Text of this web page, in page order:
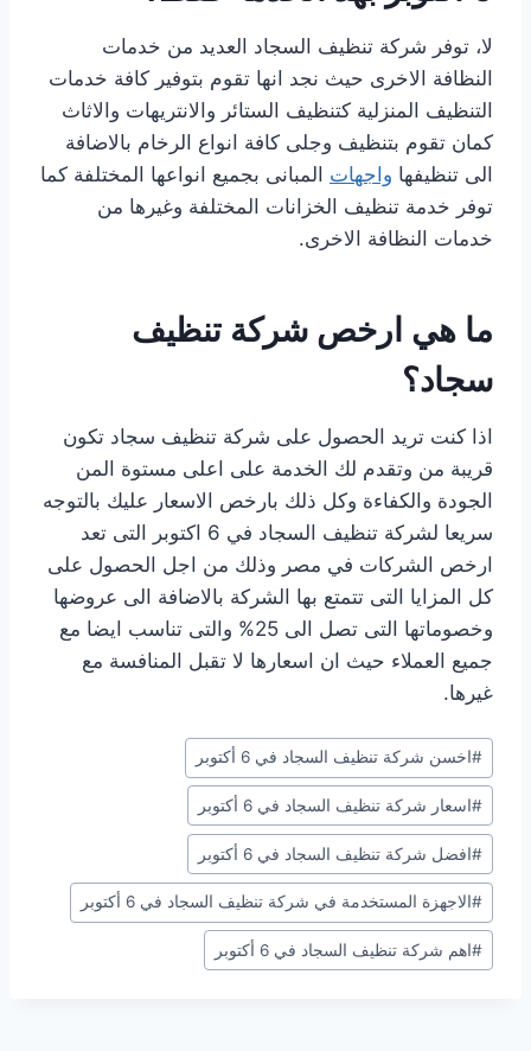
لا، توفر شركة تنظيف السجاد العديد من خدمات
النظافة الاخرى حيث نجد انها تقوم بتوفير كافة خدمات
التنظيف المنزلية كتنظيف الستائر والانتريهات والاثاث
كمان تقوم بتنظيف وجلى كافة انواع الرخام بالاضافة
الى تنظيفها واجهات المبانى بجميع انواعها المختلفة كما
توفر خدمة تنظيف الخزانات المختلفة وغيرها من
خدمات النظافة الاخرى.
ما هي ارخص شركة تنظيف
سجاد؟
اذا كنت تريد الحصول على شركة تنظيف سجاد تكون
قريبة من وتقدم لك الخدمة على اعلى مستوة المن
الجودة والكفاءة وكل ذلك بارخص الاسعار عليك بالتوجه
سريعا لشركة تنظيف السجاد في 6 اكتوبر التى تعد
ارخص الشركات في مصر وذلك من اجل الحصول على
كل المزايا التى تتمتع بها الشركة بالاضافة الى عروضها
وخصوماتها التى تصل الى 25% والتى تناسب ايضا مع
جميع العملاء حيث ان اسعارها لا تقبل المنافسة مع
غيرها.
وسوم
المقال:
#اخسن شركة تنظيف السجاد في 6 أكتوبر
#اسعار شركة تنظيف السجاد في 6 أكتوبر
#افضل شركة تنظيف السجاد في 6 أكتوبر
#الاجهزة المستخدمة في شركة تنظيف السجاد في 6 أكتوبر
#اهم شركة تنظيف السجاد في 6 أكتوبر